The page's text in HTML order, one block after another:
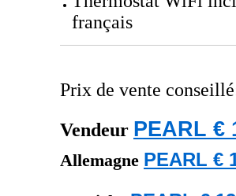
français
Prix de vente
Vendeur PEARL €
Allemagne PEARL €